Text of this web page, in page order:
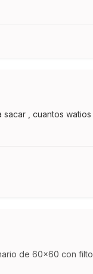
, cuantos watios
de 60x60 con